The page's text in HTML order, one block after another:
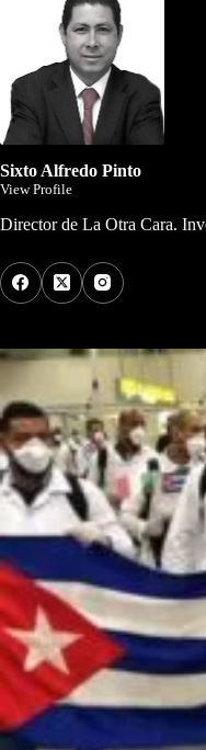
Sixto Alfredo Pinto
View Profile
Director de La Otra Cara.